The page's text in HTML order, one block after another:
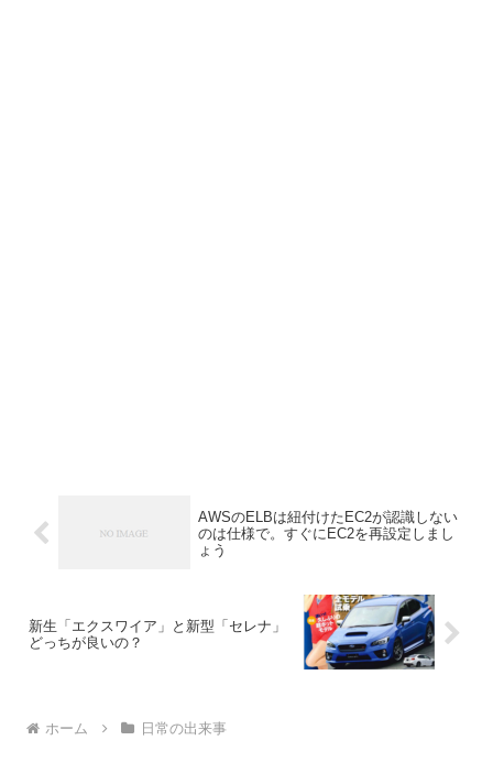
AWSのELBは紐付けたEC2が認識しない
のは仕様で。すぐにEC2を再設定しまし
ょう
新生「エクスワイア」と新型「セレナ」
どっちが良いの？
ホーム 日常の出来事